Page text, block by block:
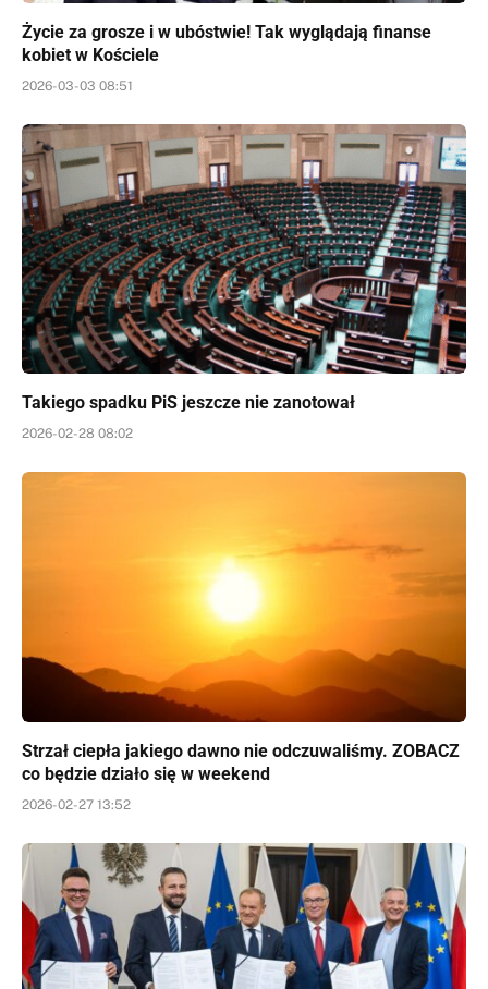
Życie za grosze i w ubóstwie! Tak wyglądają finanse
kobiet w Kościele
2026-03-03 08:51
Takiego spadku PiS jeszcze nie zanotował
2026-02-28 08:02
Strzał ciepła jakiego dawno nie odczuwaliśmy. ZOBACZ
co będzie działo się w weekend
2026-02-27 13:52